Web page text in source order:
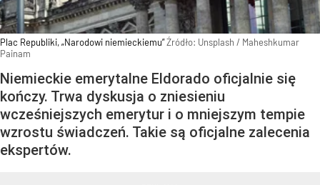
Plac Republiki, „Narodowi niemieckiemu”Źródło: Unsplash / Maheshkumar
Painam
Niemieckie emerytalne Eldorado oficjalnie się
kończy. Trwa dyskusja o zniesieniu
wcześniejszych emerytur i o mniejszym tempie
wzrostu świadczeń. Takie są oficjalne zalecenia
ekspertów.